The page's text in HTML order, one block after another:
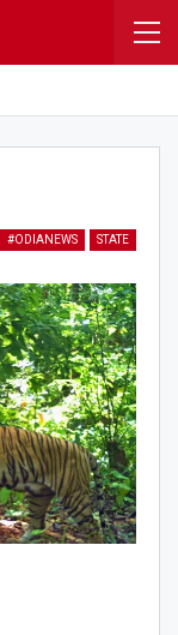
#ODIANEWS STATE